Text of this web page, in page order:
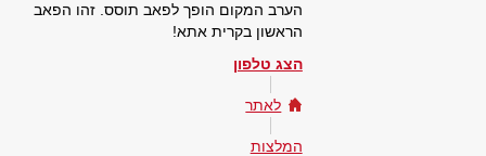
הערב המקום הופך לפאב תוסס. זהו הפאב
הראשון בקרית אתא!
הצג טלפון
לאתר
המלצות